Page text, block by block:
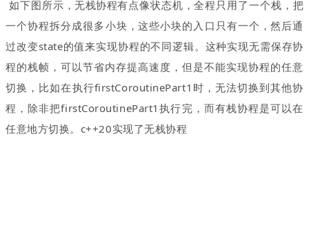
如下图所示 ，无栈协程有点像状态机 ，全程只用了一个栈 ， 把
一个协程拆分成很多小块 ，这些小块的入口只有一个 ，然后通
过改变state的值来实现协程的不同逻辑。这种实现无需保存协
程的栈帧 ， 可以节省内存提高速度 ， 但是不能实现协程的任意
切换，比如在执行firstCoroutinePart1时，无法切换到其他协
程，除非把firstCoroutinePart1执行完，而有栈协程是可以在
任意地方切换。c++20实现了无栈协程